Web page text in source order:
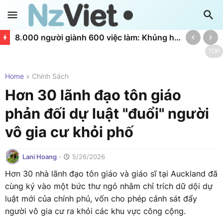
8.000 người giành 600 việc làm: Khủng hoảng nghèo đói và bạo lực bùng phát tại Northland New Zealand
TOP
Home Chính Sách
Hơn 30 lãnh đạo tôn giáo
phản đối dự luật "đuổi" người
vô gia cư khỏi phố
Lani Hoang - 5/26/2026
Hơn 30 nhà lãnh đạo tôn giáo và giáo sĩ tại Auckland đã
cùng ký vào một bức thư ngỏ nhằm chỉ trích dữ dội dự
luật mới của chính phủ, vốn cho phép cảnh sát đẩy
người vô gia cư ra khỏi các khu vực công cộng.